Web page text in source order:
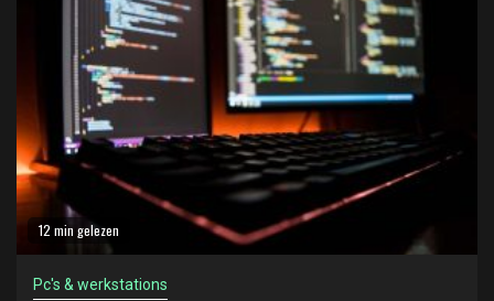
12 min gelezen
Pc's & werkstations